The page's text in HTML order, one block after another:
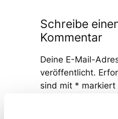
Schreibe
Kommentar
Deine E-Mail-
veröffentlicht.
sind mit * markiert